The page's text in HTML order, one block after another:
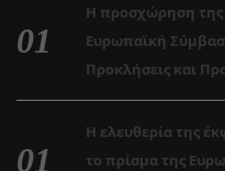
Η προσχώρηση
Ευρωπαϊκή
Προκλήσεις και
Η ελευθερία της
το πρίσμα της